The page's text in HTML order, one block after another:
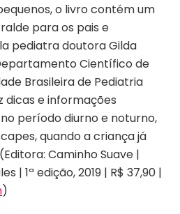
o livro contém um
para os pais e
pediatra doutora Gilda
Científico de
Brasileira de Pediatria
dicas e informações
período diurno e noturno,
quando a criança já
Caminho Suave |
| 1ª edição, 2019 | R$ 37,90 |
)